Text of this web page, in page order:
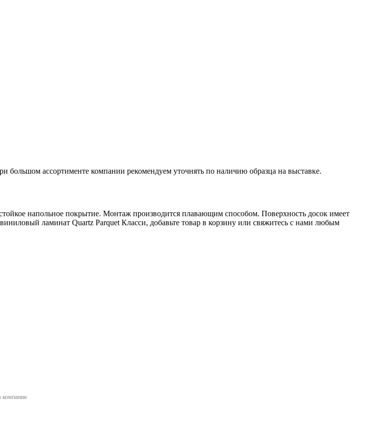
большом ассортименте компании рекомендуем уточнять по наличию образца на выставке.
напольное покрытие. Монтаж производится плавающим способом. Поверхность досок имеет
ламинат Quartz Parquet Класси, добавьте товар в корзину или свяжитесь с нами любым
компании